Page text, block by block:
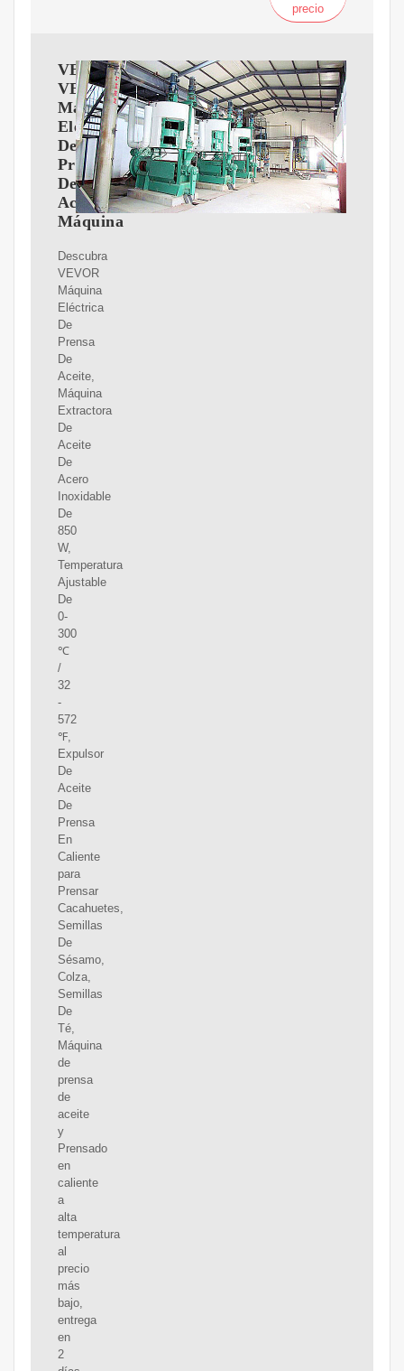
precio
VEVOR
VEVOR
Máquina
Eléctrica
De
Prensa
De
Aceite,
Máquina
Descubra
VEVOR
Máquina
Eléctrica
De
Prensa
De
Aceite,
Máquina
Extractora
De
Aceite
De
Acero
Inoxidable
De
850
W,
Temperatura
Ajustable
De
0-
300
℃
/
32
-
572
℉,
Expulsor
De
Aceite
De
Prensa
En
Caliente
para
Prensar
Cacahuetes,
Semillas
De
Sésamo,
Colza,
Semillas
De
Té,
Máquina
de
prensa
de
aceite
y
Prensado
en
caliente
a
alta
temperatura
al
precio
más
bajo,
entrega
en
2